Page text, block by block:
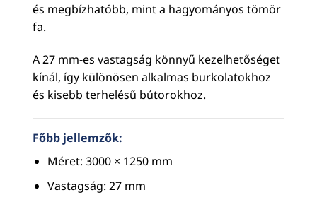
és megbízhatóbb, mint a hagyományos tömör
fa.
A 27 mm-es vastagság könnyű kezelhetőséget
kínál, így különösen alkalmas burkolatokhoz
és kisebb terhelésű bútorokhoz.
Főbb jellemzők:
Méret: 3000 × 1250 mm
Vastagság: 27 mm